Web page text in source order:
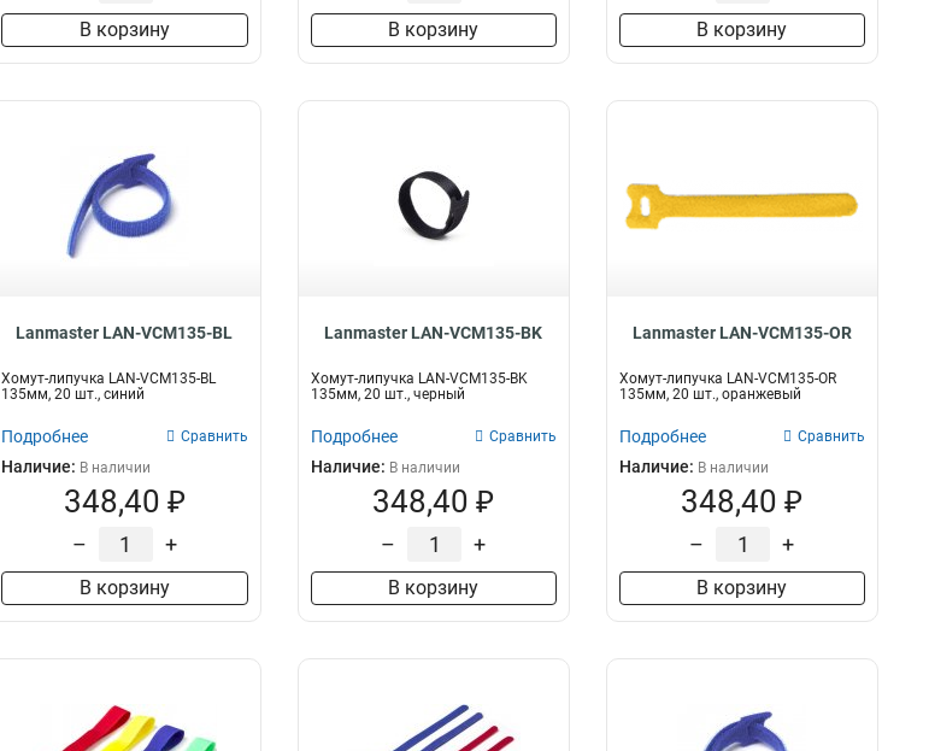
В корзину В корзину В корзину
Lanmaster LAN-VCM135-BL
Хомут-липучка LAN-VCM135-BL
135мм, 20 шт., синий
Подробнее Сравнить
Наличие: В наличии
348,40 ₽
– +
В корзину
Lanmaster LAN-VCM135-BK
Хомут-липучка LAN-VCM135-BK
135мм, 20 шт., черный
Подробнее Сравнить
Наличие: В наличии
348,40 ₽
– +
В корзину
Lanmaster LAN-VCM135-OR
Хомут-липучка LAN-VCM135-OR
135мм, 20 шт., оранжевый
Подробнее Сравнить
Наличие: В наличии
348,40 ₽
– +
В корзину